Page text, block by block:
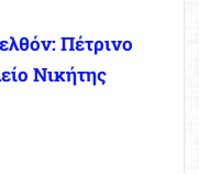
Πέτρινο
Νικήτης